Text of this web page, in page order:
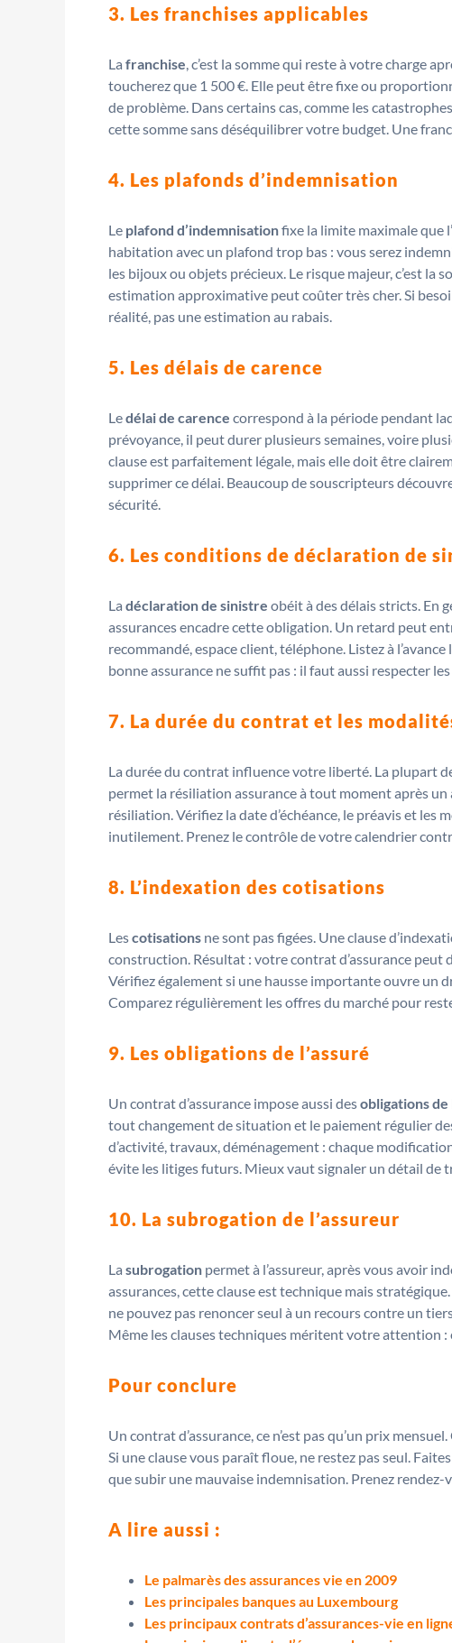
3. Les franchises applicables
La franchise , c’est la somme qui reste à votre charge
toucherez que 1 500 €. Elle peut être fixe ou
de problème. Dans certains cas, comme les
cette somme sans déséquilibrer votre budget. Une
4. Les plafonds d’indemnisation
Le plafond d’indemnisationfixe la limite maximale que
habitation avec un plafond trop bas : vous serez
les bijoux ou objets précieux. Le risque majeur, c’est
estimation approximative peut coûter très cher. Si
réalité, pas une estimation au rabais.
5. Les délais de carence
Ledélai de carence correspond à la période pendant
prévoyance, il peut durer plusieurs semaines, voire
clause est parfaitement légale, mais elle doit être
supprimer ce délai. Beaucoup de souscripteurs
sécurité.
6. Les conditions de déclaration de
La déclaration de sinistre obéit à des délais stricts. En
assurances encadre cette obligation. Un retard peut
recommandé, espace client, téléphone. Listez à
bonne assurance ne suffit pas : il faut aussi respecter
7. La durée du contrat et les
La durée du contrat influence votre liberté. La plupart
permet la résiliation assurance à tout moment après un
résiliation. Vérifiez la date d’échéance, le préavis et
inutilement. Prenez le contrôle de votre calendrier
8. L’indexation des cotisations
Lescotisations ne sont pas figées. Une clause
construction. Résultat : votre contrat d’assurance peut
Vérifiez également si une hausse importante ouvre un
Comparez régulièrement les offres du marché pour
9. Les obligations de l’assuré
Un contrat d’assurance impose aussi desobligations de
tout changement de situation et le paiement régulier
d’activité, travaux, déménagement : chaque
évite les litiges futurs. Mieux vaut signaler un détail de
10. La subrogation de l’assureur
La subrogation permet à l’assureur, après vous avoir
assurances, cette clause est technique mais
ne pouvez pas renoncer seul à un recours contre un
Même les clauses techniques méritent votre attention
Pour conclure
Un contrat d’assurance, ce n’est pas qu’un prix
Si une clause vous paraît floue, ne restez pas seul.
que subir une mauvaise indemnisation. Prenez
A lire aussi :
Le palmarès des assurances vie en 2009
Les principales banques au Luxembourg
Les principaux contrats d’assurances-vie en